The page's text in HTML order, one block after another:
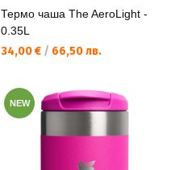
Термо чаша The AeroLight -
0.35L
Текуща цена:
34,00 € / 66,50 лв.
NEW